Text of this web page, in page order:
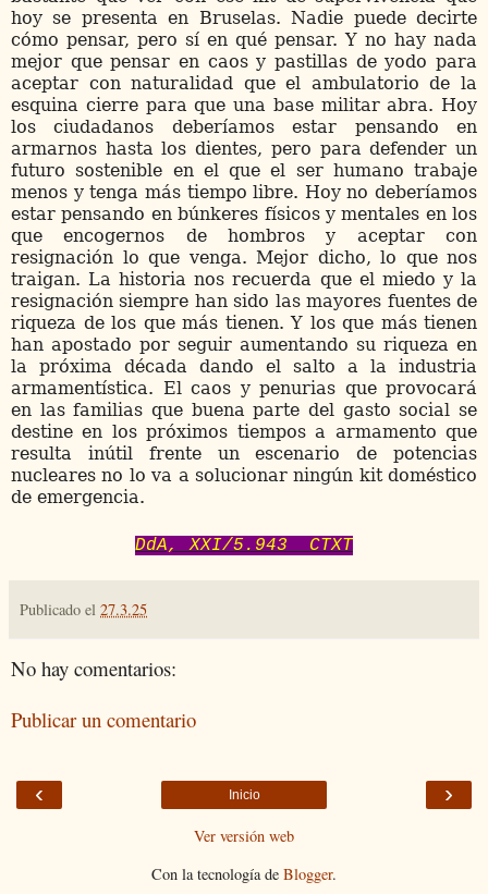
hoy se presenta en Bruselas. Nadie puede decirte
cómo pensar, pero sí en qué pensar. Y no hay nada
mejor que pensar en caos y pastillas de yodo para
aceptar con naturalidad que el ambulatorio de la
esquina cierre para que una base militar abra. Hoy
los ciudadanos deberíamos estar pensando en
armarnos hasta los dientes, pero para defender un
futuro sostenible en el que el ser humano trabaje
menos y tenga más tiempo libre. Hoy no deberíamos
estar pensando en búnkeres físicos y mentales en los
que encogernos de hombros y aceptar con
resignación lo que venga. Mejor dicho, lo que nos
traigan. La historia nos recuerda que el miedo y la
resignación siempre han sido las mayores fuentes de
riqueza de los que más tienen. Y los que más tienen
han apostado por seguir aumentando su riqueza en
la próxima década dando el salto a la industria
armamentística. El caos y penurias que provocará
en las familias que buena parte del gasto social se
destine en los próximos tiempos a armamento que
resulta inútil frente un escenario de potencias
nucleares no lo va a solucionar ningún kit doméstico
de emergencia.
DdA, XXI/5.943 CTXT
Publicado el 27.3.25
No hay comentarios:
Publicar un comentario
‹ ›
Inicio
Ver versión web
Con la tecnología de Blogger.